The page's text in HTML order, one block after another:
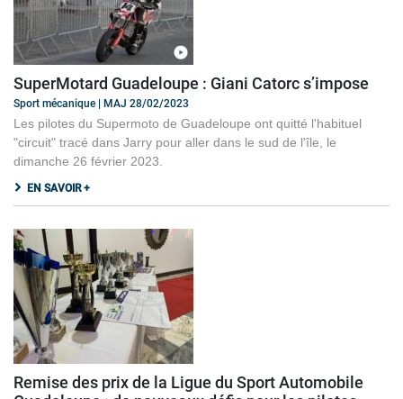
SuperMotard Guadeloupe : Giani Catorc s’impose
Sport mécanique | MAJ 28/02/2023
Les pilotes du Supermoto de Guadeloupe ont quitté l'habituel
"circuit" tracé dans Jarry pour aller dans le sud de l'île, le
dimanche 26 février 2023.
EN SAVOIR +
Remise des prix de la Ligue du Sport Automobile